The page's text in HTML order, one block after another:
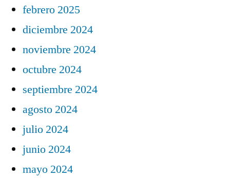
febrero 2025
diciembre 2024
noviembre 2024
octubre 2024
septiembre 2024
agosto 2024
julio 2024
junio 2024
mayo 2024